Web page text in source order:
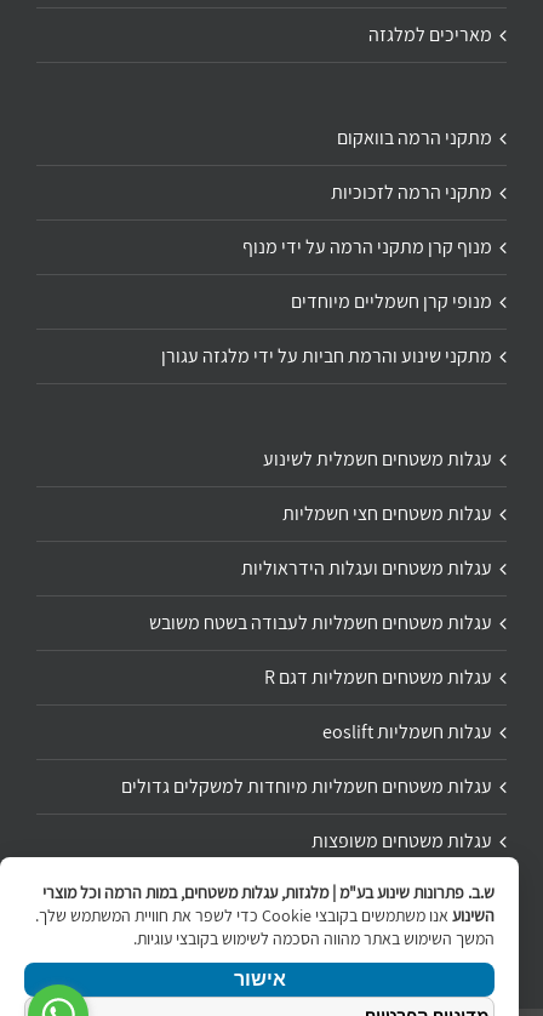
מאריכים למלגזה
מתקני הרמה בוואקום
מתקני הרמה לזכוכיות
מנוף קרן מתקני הרמה על ידי מנוף
מנופי קרן חשמליים מיוחדים
מתקני שינוע והרמת חביות על ידי מלגזה עגורן
עגלות משטחים חשמלית לשינוע
עגלות משטחים חצי חשמליות
עגלות משטחים ועגלות הידראוליות
עגלות משטחים חשמליות לעבודה בשטח משובש
עגלות משטחים חשמליות דגם R
עגלות חשמליות eoslift
עגלות משטחים חשמליות מיוחדות למשקלים גדולים
עגלות משטחים משופצות
תיקון ושיפוץ עגלת משטחים
ש.ב. פתרונות שינוע בע"מ | מלגזות, עגלות משטחים, במות הרמה וכל מוצרי
השינוע
אנו משתמשים בקובצי Cookie כדי לשפר את חוויית המשתמש שלך.
המשך השימוש באתר מהווה הסכמה לשימוש בקובצי עוגיות.
אישור